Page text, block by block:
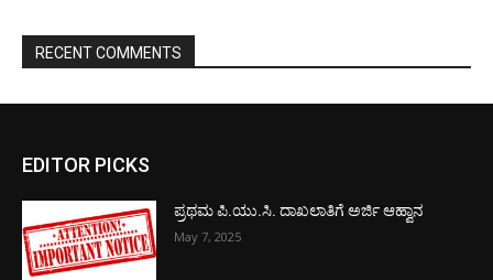
RECENT COMMENTS
EDITOR PICKS
ಪ್ರಥಮ ಪಿ.ಯು.ಸಿ. ದಾಖಲಾತಿಗೆ ಅರ್ಜಿ ಆಹ್ವಾನ
May 7, 2025